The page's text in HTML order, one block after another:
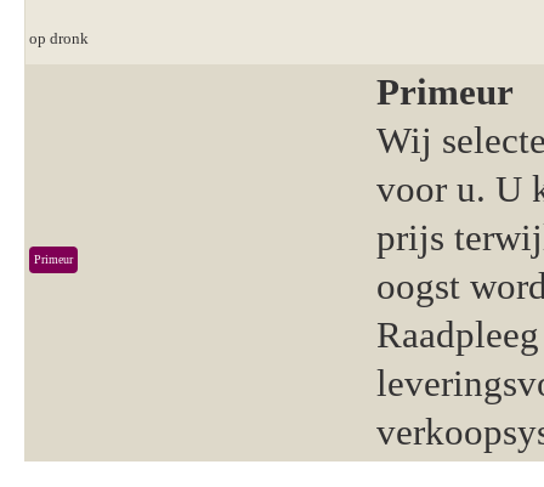
op dronk
Primeur
Primeur
Wij
voor u. U
prijs
oogst